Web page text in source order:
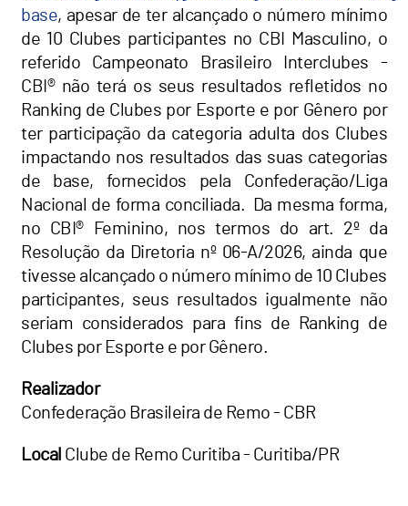
base, apesar de ter alcançado o número mínimo
de 10 Clubes participantes no CBI Masculino, o
referido Campeonato Brasileiro Interclubes -
CBI® não terá os seus resultados refletidos no
Ranking de Clubes por Esporte e por Gênero por
ter participação da categoria adulta dos Clubes
impactando nos resultados das suas categorias
de base, fornecidos pela Confederação/Liga
Nacional de forma conciliada. Da mesma forma,
no CBI® Feminino, nos termos do art. 2º da
Resolução da Diretoria nº 06-A/2026, ainda que
tivesse alcançado o número mínimo de 10 Clubes
participantes, seus resultados igualmente não
seriam considerados para fins de Ranking de
Clubes por Esporte e por Gênero.
Realizador
Confederação Brasileira de Remo - CBR
Local Clube de Remo Curitiba - Curitiba/PR